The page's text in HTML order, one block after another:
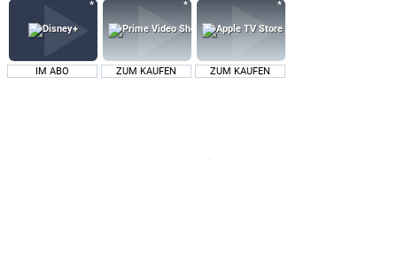
IM ABO ZUM KAUFEN ZUM KAUFEN